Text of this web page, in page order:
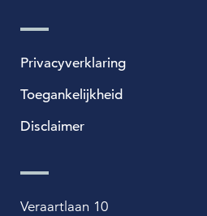
Privacyverklaring
Toegankelijkheid
Disclaimer
Veraartlaan 10